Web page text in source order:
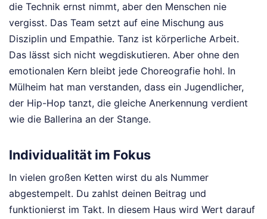
die Technik ernst nimmt, aber den Menschen nie
vergisst. Das Team setzt auf eine Mischung aus
Disziplin und Empathie. Tanz ist körperliche Arbeit.
Das lässt sich nicht wegdiskutieren. Aber ohne den
emotionalen Kern bleibt jede Choreografie hohl. In
Mülheim hat man verstanden, dass ein Jugendlicher,
der Hip-Hop tanzt, die gleiche Anerkennung verdient
wie die Ballerina an der Stange.
Individualität im Fokus
In vielen großen Ketten wirst du als Nummer
abgestempelt. Du zahlst deinen Beitrag und
funktionierst im Takt. In diesem Haus wird Wert darauf